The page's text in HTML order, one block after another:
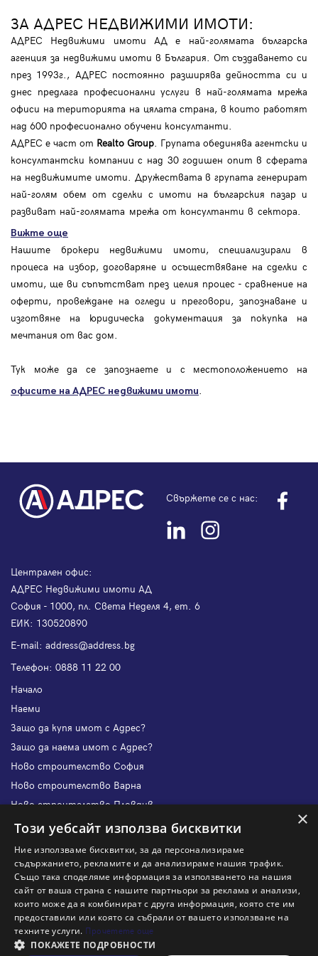
ЗА АДРЕС НЕДВИЖИМИ ИМОТИ:
АДРЕС Недвижими имоти АД е най-голямата българска
агенция за недвижими имоти в България. От създаването си
през 1993г., АДРЕС постоянно разширява дейността си и
днес предлага професионални услуги в най-голямата мрежа
офиси на територията на цялата страна, в които работят
над 600 професионално обучени консултанти.
АДРЕС е част от Realto Group. Групата обединява агентски и
консултантски компании с над 30 годишен опит в сферата
на недвижимите имоти. Дружествата в групата генерират
най-голям обем от сделки с имоти на българския пазар и
развиват най-голямата мрежа от консултанти в сектора.
Вижте още
Нашите брокери недвижими имоти, специализирали в
процеса на избор, договаряне и осъществяване на сделки с
имоти, ще ви съпътстват през целия процес - сравнение на
оферти, провеждане на огледи и преговори, запознаване и
изготвяне на юридическа документация за покупка на
мечтания от вас дом.
Тук може да се запознаете и с местоположението на
офисите на АДРЕС недвижими имоти.
Свържете се с нас:
Централен офис:
АДРЕС Недвижими имоти АД
София - 1000, пл. Света Неделя 4, ет. 6
ЕИК: 130520890
Е-mail: address@address.bg
Телефон: 0888 11 22 00
Начало
Наеми
Защо да купя имот с Адрес?
Защо да наема имот с Адрес?
Ново строителство София
Ново строителство Варна
Ново строителство Пловдив
Ново строителство Бургас
Защо да отдам имот с Адрес?
Наши офиси
Кариери
Кои сме ние?
Франчайз
×
Този уебсайт използва бисквитки
Ние използваме бисквитки, за да персонализираме
съдържанието, рекламите и да анализираме нашия трафик.
Също така споделяме информация за използването на нашия
сайт от ваша страна с нашите партньори за реклама и анализи,
които може да я комбинират с друга информация, която сте им
предоставили или която са събрали от вашето използване на
техните услуги. Прочетете още
ПОКАЖЕТЕ ПОДРОБНОСТИ